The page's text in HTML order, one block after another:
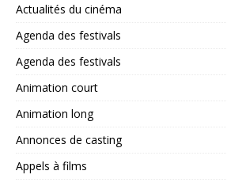
Actualités du cinéma
Agenda des festivals
Agenda des festivals
Animation court
Animation long
Annonces de casting
Appels à films